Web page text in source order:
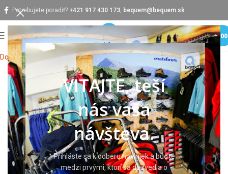
VITAJTE, teší
nás vaša
návšteva.
Prihláste sa k odberu noviniek a buďte
medzi prvými, ktorí sa dozvedia o
Potrebujete poradiť? +421 917 430 173, bequem@bequem.sk
MENU
Domov Pracovné rukavice